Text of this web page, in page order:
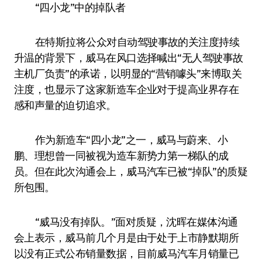
“四小龙”中的掉队者
在特斯拉将公众对自动驾驶事故的关注度持续
升温的背景下，威马在风口选择喊出“无人驾驶事故
主机厂负责”的承诺，以明显的“营销噱头”来博取关
注度，也显示了这家新造车企业对于提高业界存在
感和声量的迫切追求。
作为新造车“四小龙”之一，威马与蔚来、小
鹏、理想曾一同被视为造车新势力第一梯队的成
员。但在此次沟通会上，威马汽车已被“掉队”的质疑
所包围。
“威马没有掉队。”面对质疑，沈晖在媒体沟通
会上表示，威马前几个月是由于处于上市静默期所
以没有正式公布销量数据，目前威马汽车月销量已